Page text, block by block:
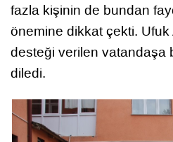
fazla kişinin de bundan
önemine dikkat çekti.
desteği verilen vatandaşa
diledi.